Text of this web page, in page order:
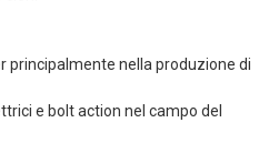
principalmente nella produzione di
e bolt action nel campo del